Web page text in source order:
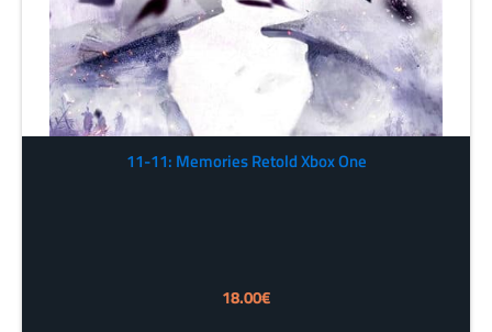
11-11: Memories Retold Xbox One
18.00€